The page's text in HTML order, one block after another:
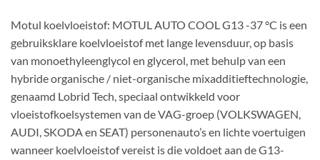
Motul koelvloeistof: MOTUL AUTO COOL G13 -37 °C is een
gebruiksklare koelvloeistof met lange levensduur, op basis
van monoethyleenglycol en glycerol, met behulp van een
hybride organische / niet-organische mixadditieftechnologie,
genaamd Lobrid Tech, speciaal ontwikkeld voor
vloeistofkoelsystemen van de VAG-groep (VOLKSWAGEN,
AUDI, SKODA en SEAT) personenauto’s en lichte voertuigen
wanneer koelvloeistof vereist is die voldoet aan de G13-